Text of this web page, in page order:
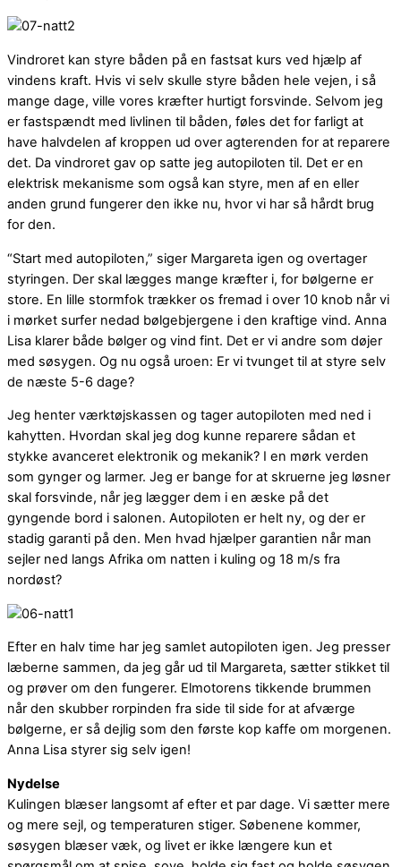
Vindroret kan styre båden på en fastsat kurs ved hjælp af
vindens kraft. Hvis vi selv skulle styre båden hele vejen, i så
mange dage, ville vores kræfter hurtigt forsvinde. Selvom jeg
er fastspændt med livlinen til båden, føles det for farligt at
have halvdelen af kroppen ud over agterenden for at reparere
det. Da vindroret gav op satte jeg autopiloten til. Det er en
elektrisk mekanisme som også kan styre, men af en eller
anden grund fungerer den ikke nu, hvor vi har så hårdt brug
for den.
“Start med autopiloten,” siger Margareta igen og overtager
styringen. Der skal lægges mange kræfter i, for bølgerne er
store. En lille stormfok trækker os fremad i over 10 knob når vi
i mørket surfer nedad bølgebjergene i den kraftige vind. Anna
Lisa klarer både bølger og vind fint. Det er vi andre som døjer
med søsygen. Og nu også uroen: Er vi tvunget til at styre selv
de næste 5-6 dage?
Jeg henter værktøjskassen og tager autopiloten med ned i
kahytten. Hvordan skal jeg dog kunne reparere sådan et
stykke avanceret elektronik og mekanik? I en mørk verden
som gynger og larmer. Jeg er bange for at skruerne jeg løsner
skal forsvinde, når jeg lægger dem i en æske på det
gyngende bord i salonen. Autopiloten er helt ny, og der er
stadig garanti på den. Men hvad hjælper garantien når man
sejler ned langs Afrika om natten i kuling og 18 m/s fra
nordøst?
Efter en halv time har jeg samlet autopiloten igen. Jeg presser
læberne sammen, da jeg går ud til Margareta, sætter stikket til
og prøver om den fungerer. Elmotorens tikkende brummen
når den skubber rorpinden fra side til side for at afværge
bølgerne, er så dejlig som den første kop kaffe om morgenen.
Anna Lisa styrer sig selv igen!
Nydelse
Kulingen blæser langsomt af efter et par dage. Vi sætter mere
og mere sejl, og temperaturen stiger. Søbenene kommer,
søsygen blæser væk, og livet er ikke længere kun et